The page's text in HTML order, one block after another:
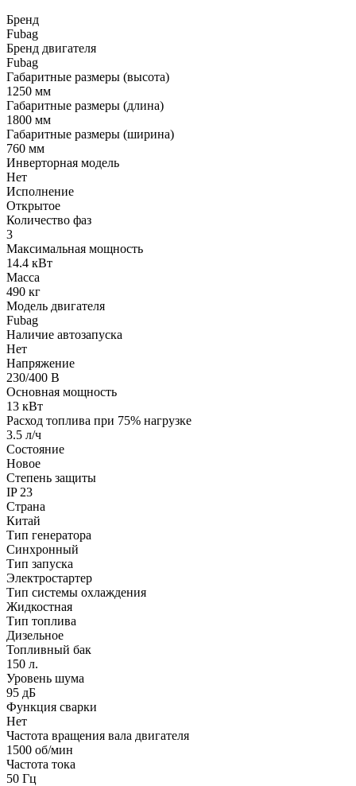
Бренд
Fubag
Бренд двигателя
Fubag
Габаритные размеры (высота)
1250 мм
Габаритные размеры (длина)
1800 мм
Габаритные размеры (ширина)
760 мм
Инверторная модель
Нет
Исполнение
Открытое
Количество фаз
3
Максимальная мощность
14.4 кВт
Масса
490 кг
Модель двигателя
Fubag
Наличие автозапуска
Нет
Напряжение
230/400 В
Основная мощность
13 кВт
Расход топлива при 75% нагрузке
3.5 л/ч
Состояние
Новое
Степень защиты
IP 23
Страна
Китай
Тип генератора
Синхронный
Тип запуска
Электростартер
Тип системы охлаждения
Жидкостная
Тип топлива
Дизельное
Топливный бак
150 л.
Уровень шума
95 дБ
Функция сварки
Нет
Частота вращения вала двигателя
1500 об/мин
Частота тока
50 Гц